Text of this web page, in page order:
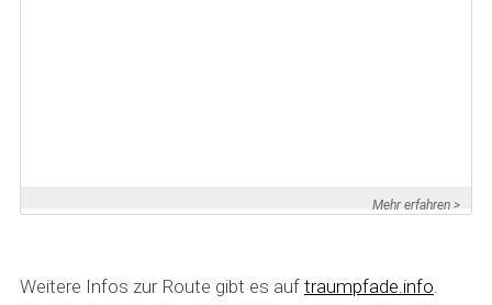
Mehr erfahren >
Weitere Infos zur Route gibt es auf traumpfade.info.